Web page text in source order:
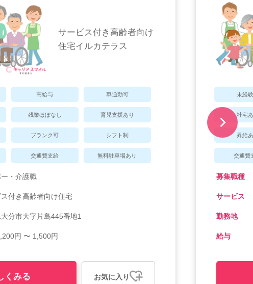
サービス付き高齢者向け
住宅イルカテラス
高給与 車通勤可
残業ほぼなし 育児支援あり
ブランク可 シフト制
交通費支給 無料駐車場あり
・介護職
付き高齢者向け住宅
分市大字片島445番地1
円 〜 1,500円
くみる お気に入り
未経
社宅
昇給
交通費
募集職種
サービス
勤務地
給与